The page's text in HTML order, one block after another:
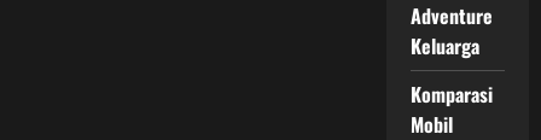
Adventure
Keluarga
Komparasi
Mobil